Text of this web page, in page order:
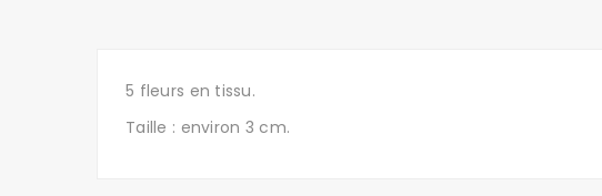
5 fleurs en tissu.
Taille : environ 3 cm.